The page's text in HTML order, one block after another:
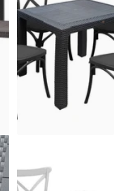
Sedie Resina – Daf
8 disponibili